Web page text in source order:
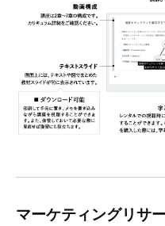
マーケティングリサ